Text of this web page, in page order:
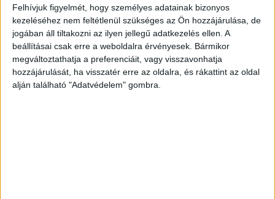
Felhívjuk figyelmét, hogy személyes adatainak bizonyos
kezeléséhez nem feltétlenül szükséges az Ön hozzájárulása, de
jogában áll tiltakozni az ilyen jellegű adatkezelés ellen. A
beállításai csak erre a weboldalra érvényesek. Bármikor
megváltoztathatja a preferenciáit, vagy visszavonhatja
hozzájárulását, ha visszatér erre az oldalra, és rákattint az oldal
alján található "Adatvédelem" gombra.
A megható jeleneteket látva a nézők is biztosan
megérezték: ez a búcsú most egészen más volt, mint egy
egyszerű munkahelyváltás.
Már megvan, kik veszik át a helyét az ATV-nélMiközben
Krug Emília lezárta televíziós pályájának egyik
legfontosabb fejezetét, a csatorna már ki is jelölte az